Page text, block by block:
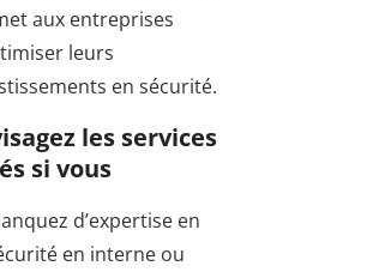
aux entreprises
leurs
en sécurité.
les services
si vous
d’expertise en
en interne ou